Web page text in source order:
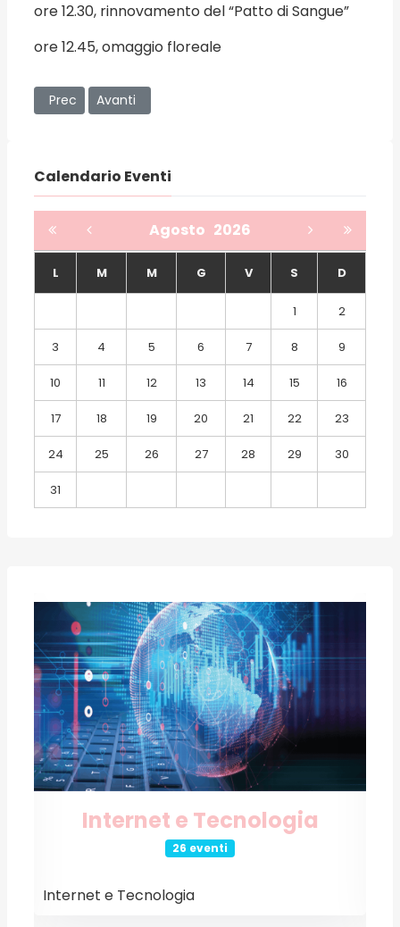
ore 12.30, rinnovamento del “Patto di Sangue”
ore 12.45, omaggio floreale
Articolo precedente: Auguri al nostro Arcivescovo
Prec Articolo successivo: 293° anniversario della
Avanti
Calendario Eventi
Agosto 2026
L M M G V S D
1 2
3 4 5 6 7 8 9
10 11 12 13 14 15 16
17 18 19 20 21 22 23
24 25 26 27 28 29 30
31
Internet e Tecnologia
26 eventi
Internet e Tecnologia